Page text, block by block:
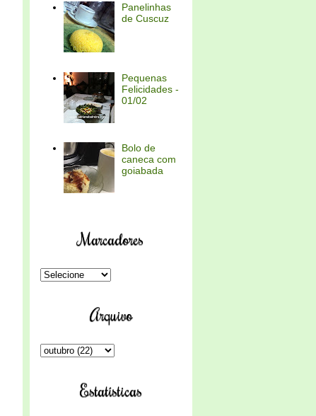
Panelinhas
de Cuscuz
Pequenas
Felicidades -
01/02
Bolo de
caneca com
goiabada
Marcadores
Arquivo
Estatísticas